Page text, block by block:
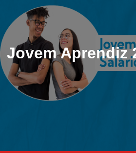
Jovem Aprendiz